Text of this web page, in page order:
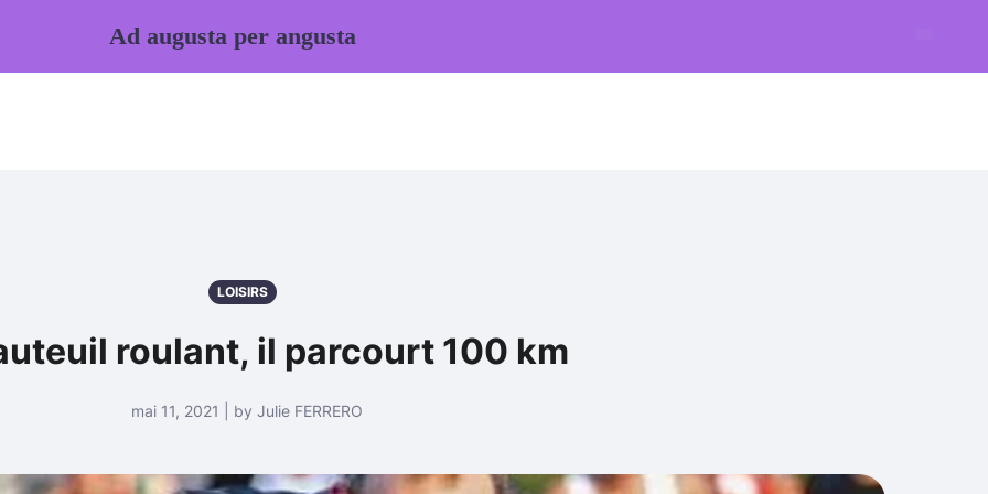
LOISIRS
roulant, il parcourt 100 km
mai 11, 2021 | by Julie FERRERO
Ad augusta per angusta